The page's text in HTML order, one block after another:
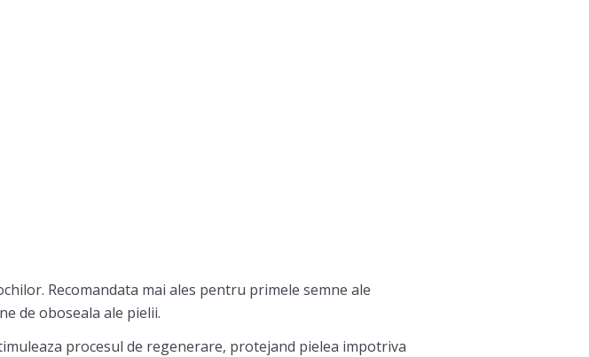
Recomandata mai ales pentru primele semne ale
de oboseala ale pielii.
procesul de regenerare, protejand pielea impotriva